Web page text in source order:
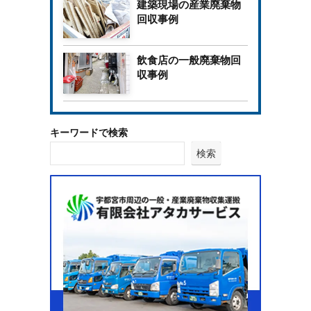
建築現場の産業廃棄物
回収事例
飲食店の一般廃棄物回
収事例
キーワードで検索
検索